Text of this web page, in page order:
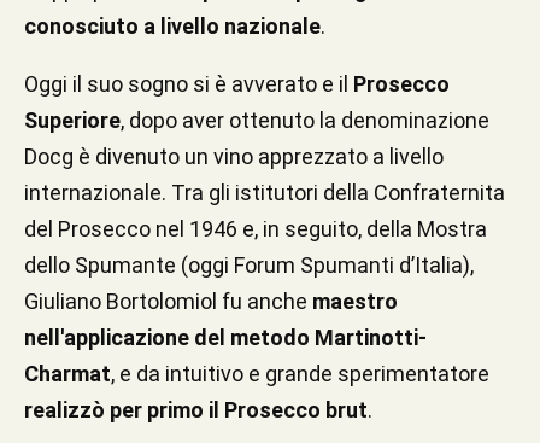
conosciuto a livello nazionale.
Oggi il suo sogno si è avverato e il Prosecco
Superiore, dopo aver ottenuto la denominazione
Docg è divenuto un vino apprezzato a livello
internazionale. Tra gli istitutori della Confraternita
del Prosecco nel 1946 e, in seguito, della Mostra
dello Spumante (oggi Forum Spumanti d’Italia),
Giuliano Bortolomiol fu anche maestro
nell'applicazione del metodo Martinotti-
Charmat, e da intuitivo e grande sperimentatore
realizzò per primo il Prosecco brut.